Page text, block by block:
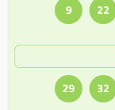
9
22
29
32